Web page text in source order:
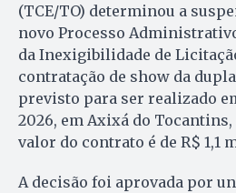
(TCE/TO) determinou a
novo Processo
da Inexigibilidade de
contratação de show da
previsto para ser realizado
2026, em Axixá do
valor do contrato é de R$ 1,1
A decisão foi aprovada por